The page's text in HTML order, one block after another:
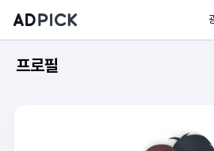
프로필